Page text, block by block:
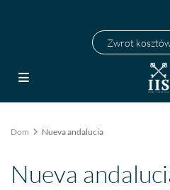
Zwrot
Dom Nueva andalucia
Nueva